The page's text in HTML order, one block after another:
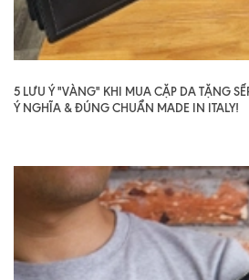
5 LƯU Ý "VÀNG" KHI MUA CẶP DA TẶNG
Ý NGHĨA & ĐÚNG CHUẨN MADE IN ITALY!